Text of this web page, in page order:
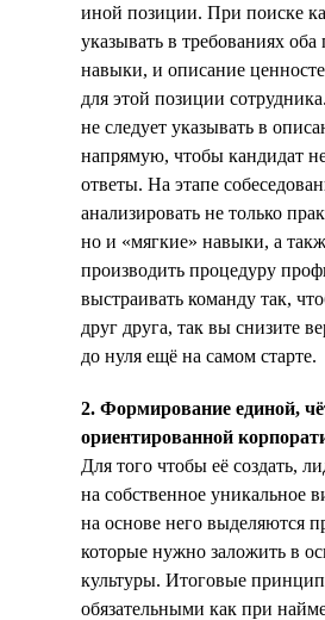
иной позиции. При поиске
указывать в требованиях
навыки, и описание
для этой позиции
не следует указывать в
напрямую, чтобы кандидат
ответы. На этапе
анализировать не только
но и «мягкие» навыки, а
производить процедуру
выстраивать команду так,
друг друга, так вы снизите
до нуля ещё на самом старте.
2. Формирование единой,
ориентированной
Для того чтобы её создать,
на собственное уникальное
на основе него выделяются
которые нужно заложить в
культуры. Итоговые
обязательными как при